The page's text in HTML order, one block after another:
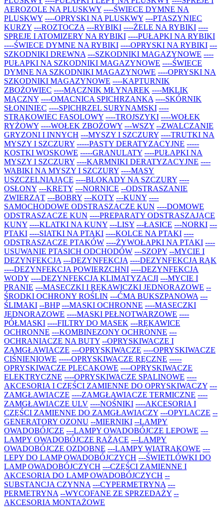
AEROZOLE NA PLUSKWY ----ŚWIECE DYMNE NA
PLUSKWY ----OPRYSKI NA PLUSKWY ---PTASZYNIEC
KURZY ---ROZTOCZA ---RYBIKI ----ŻELE NA RYBIKI ----
SPREJE I ATOMIZERY NA RYBIKI ----PUŁAPKI NA RYBIKI
----ŚWIECE DYMNE NA RYBIKI ----OPRYSKI NA RYBIKI ---
SZKODNIKI DREWNA ---SZKODNIKI MAGAZYNOWE ----
PUŁAPKI NA SZKODNIKI MAGAZYNOWE ----ŚWIECE
DYMNE NA SZKODNIKI MAGAZYNOWE ----OPRYSKI NA
SZKODNIKI MAGAZYNOWE ----KAPTURNIK
ZBOŻOWIEC ----MĄCZNIK MŁYNAREK ----MKLIK
MĄCZNY ----OMACNICA SPICHRZANKA ----SKÓRNIK
SŁONINIEC ----SPICHRZEL SURYNAMSKI ----
STRĄKOWIEC FASOLOWY ----TROJSZYKI ----WOŁEK
RYŻOWY ----WOŁEK ZBOŻOWY ---WSZY --ZWALCZANIE
GRYZONI I INNYCH ---MYSZY I SZCZURY ----TRUTKI NA
MYSZY I SZCZURY -----PASTY DERATYZACYJNE -----
KOSTKI WOSKOWE -----GRANULATY ----PUŁAPKI NA
MYSZY I SZCZURY ----KARMNIKI DERATYZACYJNE ----
WABIKI NA MYSZY I SZCZURY ----MASY
USZCZELNIAJĄCE ----BLOKADY NA SZCZURY ----
OSŁONY ---KRETY ---NORNICE --ODSTRASZANIE
ZWIERZĄT ---BOBRY ---KOTY ---KUNY ----
SAMOCHODOWE ODSTRASZACZE KUN ----DOMOWE
ODSTRASZACZE KUN ----PREPARATY ODSTRASZAJĄCE
KUNY ----KLATKI NA KUNY ---LISY ---ŁASICE ---NORKI ---
PTAKI ----SIATKI NA PTAKI ----KOLCE NA PTAKI ----
ODSTRASZACZE PTAKÓW ----ŻYWOŁAPKI NA PTAKI ----
USUWANIE PTASICH ODCHODÓW ---SZOPY --MYCIE I
DEZYNFEKCJA ---DEZYNFEKCJA ----DEZYNFEKCJA RĄK
----DEZYNFEKCJA POWIERZCHNI ----DEZYNFEKCJA
WODY ----DEZYNFEKCJA KLIMATYZACJI ---MYCIE I
PRANIE ---MASECZKI I RĘKAWICZKI JEDNORAZOWE --
ŚRODKI OCHRONY ROŚLIN ---ĆMA BUKSZPANOWA ---
ŚLIMAKI --BHP ---MASKI OCHRONNE ----MASECZKI
JEDNORAZOWE ----MASKI PEŁNOTWARZOWE ----
PÓŁMASKI ----FILTRY DO MASEK ---RĘKAWICE
OCHRONNE ---KOMBINEZONY OCHRONNE ---
OCHRANIACZE NA BUTY --OPRYSKIWACZE I
ZAMGŁAWIACZE ---OPRYSKIWACZE ----OPRYSKIWACZE
CIŚNIENIOWE -----OPRYSKIWACZE RĘCZNE -----
OPRYSKIWACZE PLECAKOWE ----OPRYSKIWACZE
ELEKTRYCZNE ----OPRYSKIWACZE SPALINOWE ----
AKCESORIA I CZĘŚCI ZAMIENNE DO OPRYSKIWACZY ---
ZAMGŁAWIACZE ----ZAMGŁAWIACZE TERMICZNE ----
ZAMGŁAWIACZE ULV ----NOŚNIKI ----AKCESORIA I
CZĘŚCI ZAMIENNE DO ZAMGŁAWIACZY ---OPYLACZE --
GENERATORY OZONU --MIERNIKI --LAMPY
OWADOBÓJCZE ---LAMPY OWADOBÓJCZE LEPOWE ---
LAMPY OWADOBÓJCZE RAŻĄCE ---LAMPY
OWADOBÓJCZE OZDOBNE ---LAMPY WIATRAKOWE ---
LEPY DO LAMP OWADOBÓJCZYCH ---ŚWIETLÓWKI DO
LAMP OWADOBÓJCZYCH ---CZĘŚCI ZAMIENNE I
AKCESORIA DO LAMP OWADOBÓJCZYCH --
SUBSTANCJA CZYNNA ---CYPERMETRYNA ---
PERMETRYNA --WYCOFANE ZE SPRZEDAŻY --
AKCESORIA MONTAŻOWE